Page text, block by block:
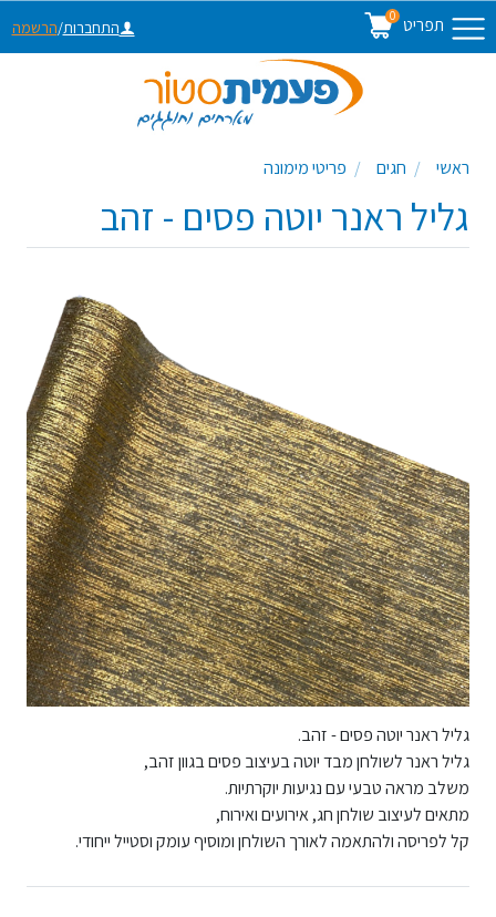
תפריט 0
התחברות/הרשמה
ראשי חגים פריטי מימונה
גליל ראנר יוטה פסים - זהב
גליל ראנר יוטה פסים - זהב.
גליל ראנר לשולחן מבד יוטה בעיצוב פסים בגוון זהב,
משלב מראה טבעי עם נגיעות יוקרתיות.
מתאים לעיצוב שולחן חג, אירועים ואירוח,
קל לפריסה ולהתאמה לאורך השולחן ומוסיף עומק וסטייל ייחודי.